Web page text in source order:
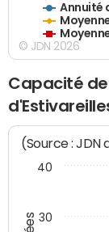
Annuité
© JDN 2026
Capacité
(Source : JDN
30
40